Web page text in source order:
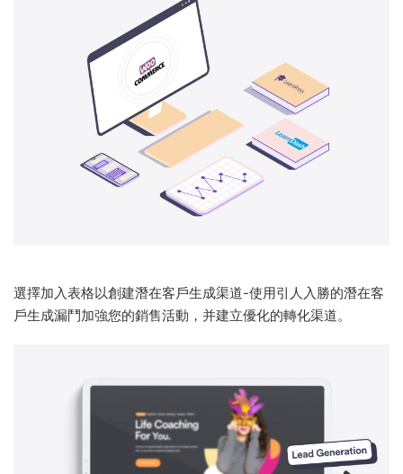
選擇加入表格以創建潛在客戶生成渠道-使用引人入勝的潛在客
戶生成漏鬥加強您的銷售活動，并建立優化的轉化渠道。